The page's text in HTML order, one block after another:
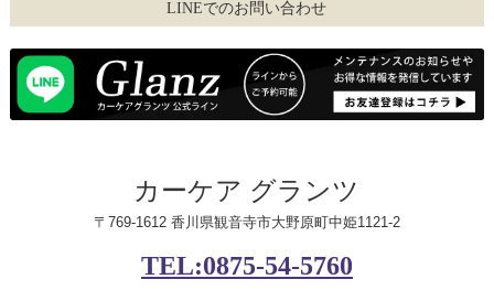
LINEでのお問い合わせ
カーケア グランツ
〒769-1612 香川県観音寺市大野原町中姫1121-2
TEL:0875-54-5760